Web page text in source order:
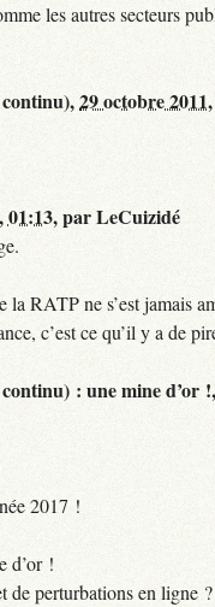
les autres secteurs
continu),29 octobre
01:13,parLeCuizidé
RATP ne s’est jamais
c’est ce qu’il y a de
: une mine d’or
2017 !
d’or !
de perturbations en ligne ?